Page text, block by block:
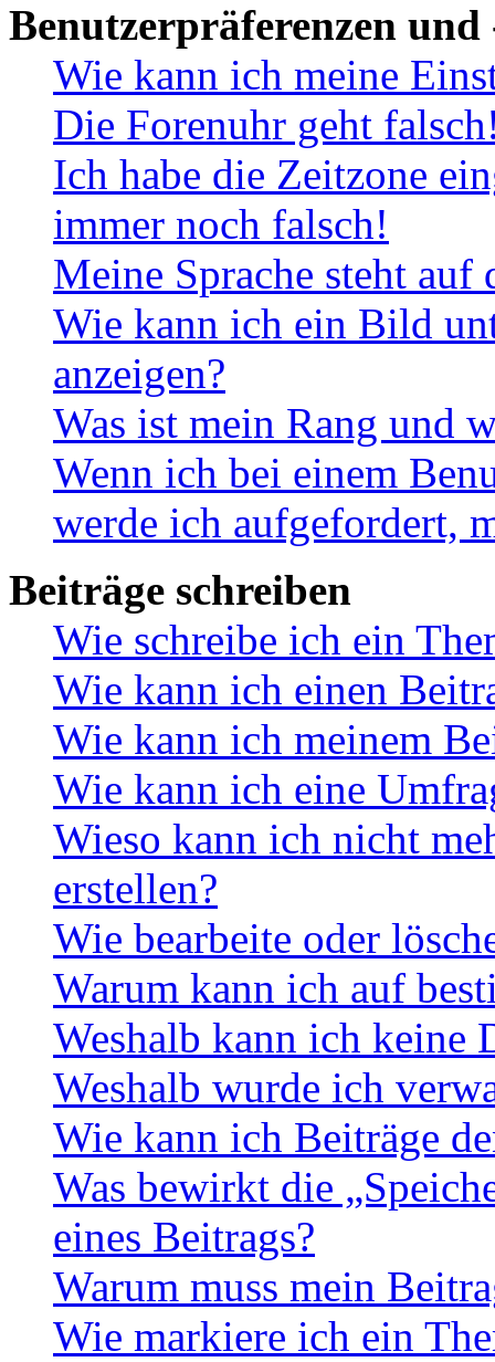
Benutzerpräferenzen und
Wie kann ich meine
Die Forenuhr geht
Ich habe die Zeitzone
immer noch falsch!
Meine Sprache steht
Wie kann ich ein Bild
anzeigen?
Was ist mein Rang und
Wenn ich bei einem
werde ich aufgefordert,
Beiträge schreiben
Wie schreibe ich ein
Wie kann ich einen
Wie kann ich meinem
Wie kann ich eine
Wieso kann ich nicht
erstellen?
Wie bearbeite oder
Warum kann ich auf
Weshalb kann ich keine
Weshalb wurde ich
Wie kann ich Beiträge
Was bewirkt die
eines Beitrags?
Warum muss mein
Wie markiere ich ein